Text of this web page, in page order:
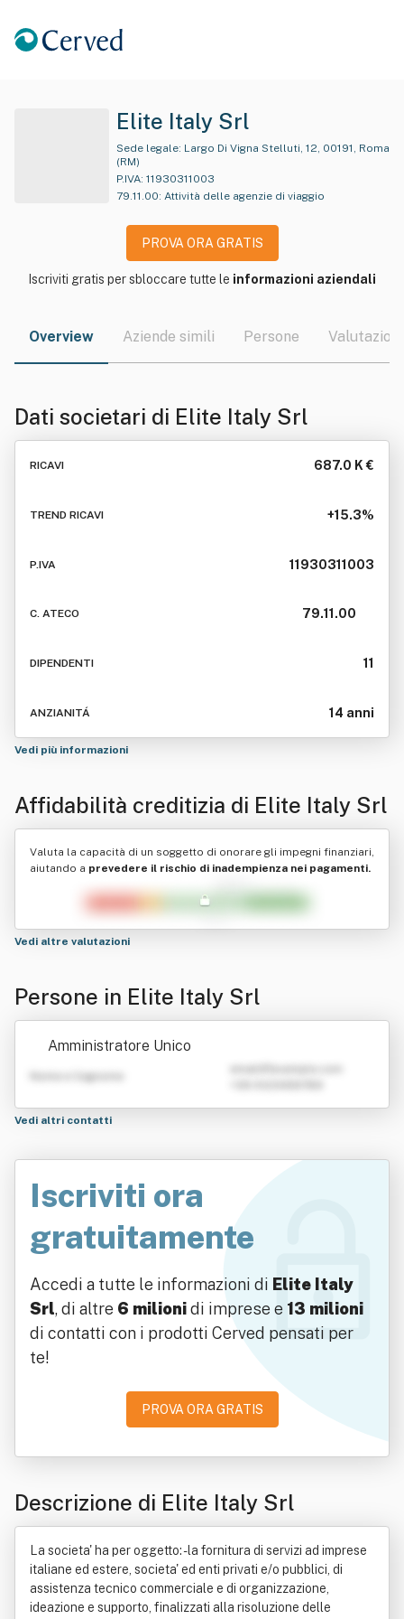
Elite Italy Srl
Sede legale:
(RM)
P.IVA: 11930311003
79.11.00: Attività delle agenzie di viaggio
PROVA ORA GRATIS
Iscriviti gratis per sbloccare tutte le informazioni aziendali
Overview Aziende simili Persone Valutazioni
Dati societari di Elite Italy Srl
RICAVI 687.0 K €
TREND RICAVI +15.3%
P.IVA 11930311003
C. ATECO 79.11.00
DIPENDENTI 11
ANZIANITÁ 14 anni
Vedi più informazioni
Affidabilità creditizia di Elite Italy Srl
Valuta la capacità di un soggetto di onorare gli impegni finanziari,
aiutando a prevedere il rischio di inadempienza nei pagamenti.
Vedi altre valutazioni
Persone in Elite Italy Srl
Amministratore Unico
Nome e Cognome
Vedi altri contatti
Iscriviti ora
gratuitamente
Accedi a tutte le informazioni di Elite Italy
Srl, di altre 6 milionidi imprese e 13 milioni
di contatti con i prodotti Cerved pensati per
te!
PROVA ORA GRATIS
Descrizione di Elite Italy Srl
La societa' ha per oggetto: - la fornitura di servizi ad imprese
italiane ed estere, societa' ed enti privati e/o pubblici, di
assistenza tecnico commerciale e di organizzazione,
ideazione e supporto, finalizzati alla risoluzione delle